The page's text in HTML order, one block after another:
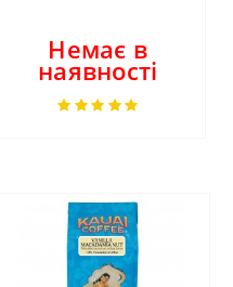
Немає в
наявності